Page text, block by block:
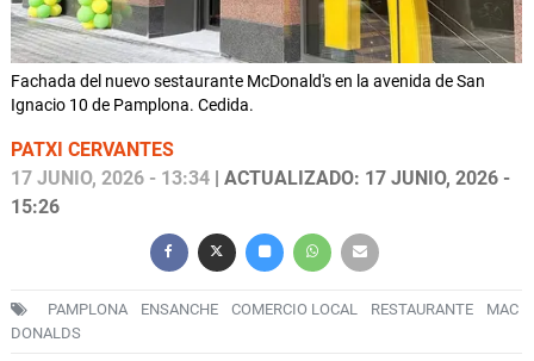
Fachada del nuevo sestaurante McDonald's en la avenida de San
Ignacio 10 de Pamplona. Cedida.
PATXI CERVANTES
17 JUNIO, 2026 - 13:34 | ACTUALIZADO: 17 JUNIO, 2026 -
15:26
PAMPLONA ENSANCHE COMERCIO LOCAL RESTAURANTE
MAC
DONALDS